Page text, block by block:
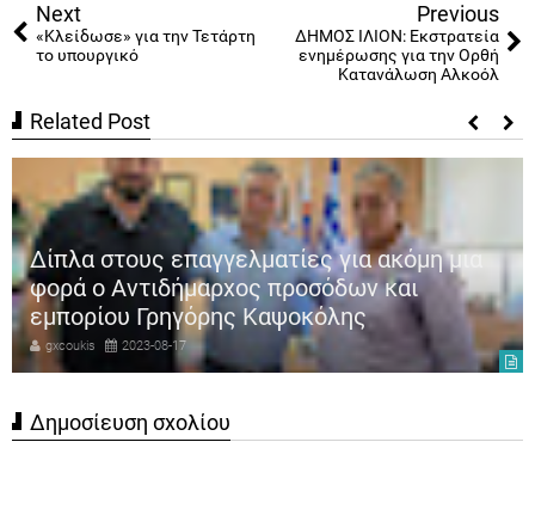
Next
«Κλείδωσε» για την Τετάρτη
το υπουργικό
Previous
ΔΗΜΟΣ ΙΛΙΟΝ: Εκστρατεία
ενημέρωσης για την Ορθή
Κατανάλωση Αλκοόλ
Related Post
Δίπλα στους επαγγελματίες για ακόμη μια
φορά ο Αντιδήμαρχος προσόδων και
εμπορίου Γρηγόρης Καψοκόλης
gxcoukis 2023-08-17
Δημοσίευση σχολίου